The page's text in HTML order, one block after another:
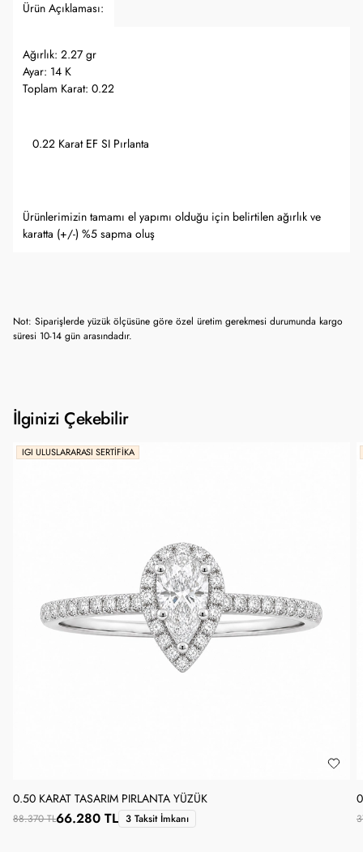
Ürün Açıklaması:
Ağırlık: 2.27 gr
Ayar: 14 K
Toplam Karat: 0.22
0.22 Karat EF SI Pırlanta
Ürünlerimizin tamamı el yapımı olduğu için belirtilen ağırlık ve
karatta (+/-) %5 sapma oluş
Not: Siparişlerde yüzük ölçüsüne göre özel üretim gerekmesi durumunda kargo
süresi 10-14 gün arasındadır.
İlginizi Çekebilir
IGI ULUSLARARASI SERTIFIKA
0.50 KARAT TASARIM PIRLANTA YÜZÜK
88.370 TL66.280 TL 3 Taksit İmkanı